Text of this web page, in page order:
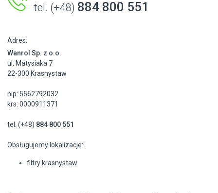
tel. (+48) 884 800 551
Adres:
Wanrol Sp. z o.o.
ul. Matysiaka 7
22-300 Krasnystaw
nip: 5562792032
krs: 0000911371
tel. (+48) 884 800 551
Obsługujemy lokalizacje:
filtry krasnystaw